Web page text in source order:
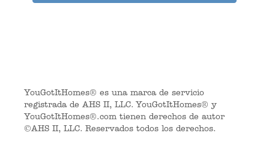
YouGotItHomes® es una marca de servicio
registrada de AHS II, LLC. YouGotItHomes® y
YouGotItHomes®.com tienen derechos de autor
©AHS II, LLC. Reservados todos los derechos.